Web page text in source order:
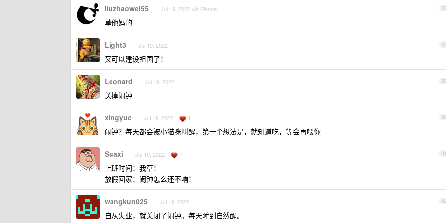
37
liuzhaowei55 Jul 19, 2022 via iPhone
草他妈的
38
Light3 Jul 19, 2022
又可以建设祖国了！
39
Leonard Jul 19, 2022
关掉闹钟
40
xingyuc Jul 19, 2022 1
闹钟？每天都会被小猫咪叫醒，第一个想法是，就知道吃，等会再喂你
41
Suaxi Jul 19, 2022 1
上班时间：我草！
放假回家：闹钟怎么还不响！
42
wangkun025 Jul 19, 2022
自从失业，就关闭了闹钟。每天睡到自然醒。